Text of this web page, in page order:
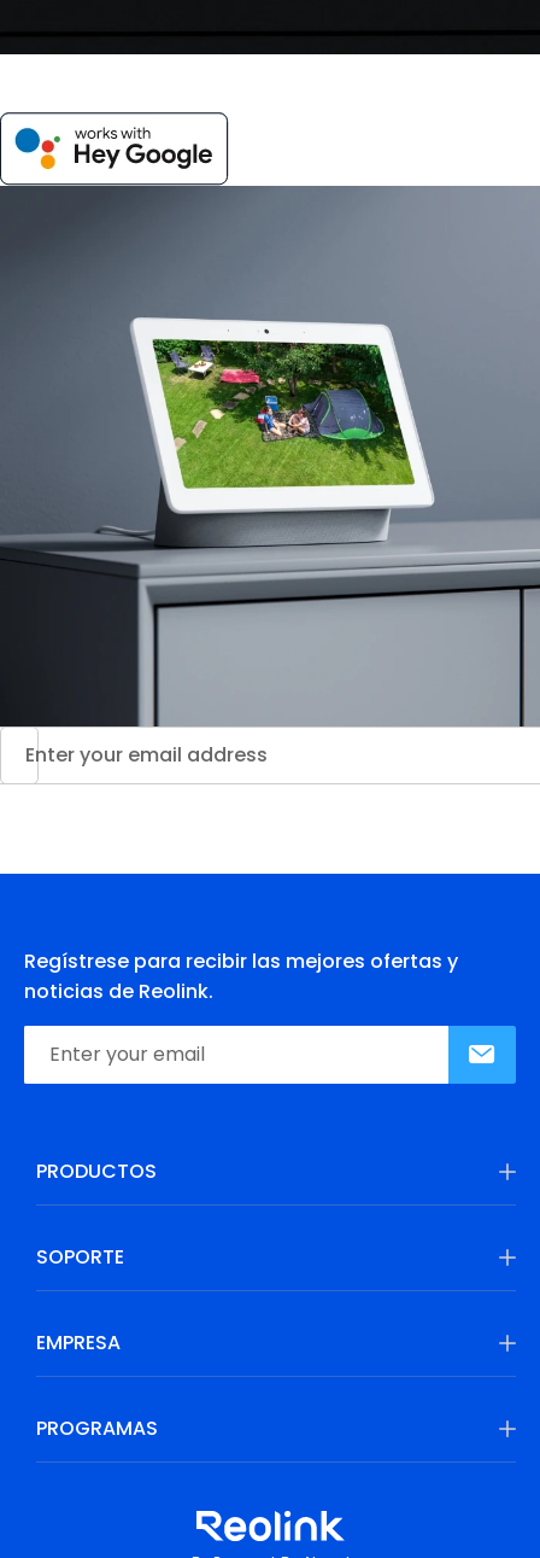
Regístrese para recibir las mejores ofertas y
noticias de Reolink.
PRODUCTOS
SOPORTE
EMPRESA
PROGRAMAS